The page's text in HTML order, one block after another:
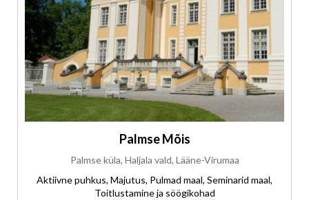
Palmse Mõis
Palmse küla, Haljala vald, Lääne-Virumaa
Aktiivne puhkus, Majutus, Pulmad maal, Seminarid maal,
Toitlustamine ja söögikohad